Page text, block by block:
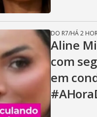
DO R7/HÁ 2
Aline
com
em